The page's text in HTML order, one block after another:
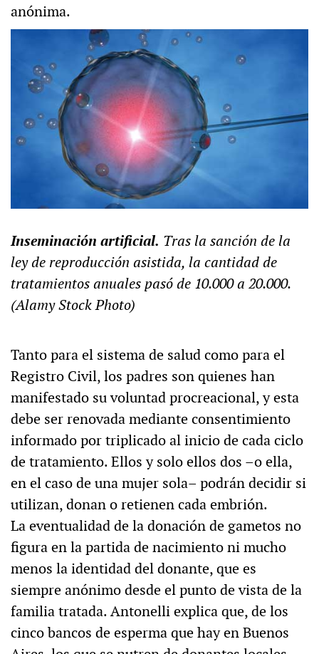
anónima.
Inseminación artificial. Tras la sanción de la
ley de reproducción asistida, la cantidad de
tratamientos anuales pasó de 10.000 a 20.000.
(Alamy Stock Photo)
Tanto para el sistema de salud como para el
Registro Civil, los padres son quienes han
manifestado su voluntad procreacional, y esta
debe ser renovada mediante consentimiento
informado por triplicado al inicio de cada ciclo
de tratamiento. Ellos y solo ellos dos –o ella,
en el caso de una mujer sola– podrán decidir si
utilizan, donan o retienen cada embrión.
La eventualidad de la donación de gametos no
figura en la partida de nacimiento ni mucho
menos la identidad del donante, que es
siempre anónimo desde el punto de vista de la
familia tratada. Antonelli explica que, de los
cinco bancos de esperma que hay en Buenos